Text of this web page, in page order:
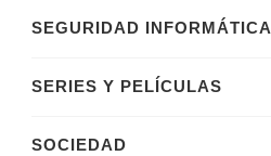
SEGURIDAD INFORMÁTICA
SERIES Y PELÍCULAS
SOCIEDAD